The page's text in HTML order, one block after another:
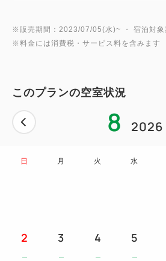
※販売期間：2023/07/05(水)~ ・ 宿泊対
※料金には消費税・サービス料を含みます
このプランの空室状況
8 2026
日 月 火 水
2 3 4 5